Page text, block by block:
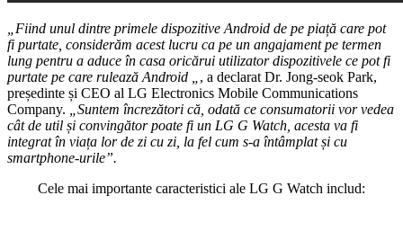
„Fiind unul dintre primele dispozitive Android de pe piață care pot
fi purtate, considerăm acest lucru ca pe un angajament pe termen
lung pentru a aduce în casa oricărui utilizator dispozitivele ce pot fi
purtate pe care rulează Android „ , a declarat Dr. Jong-seok Park,
președinte și CEO al LG Electronics Mobile Communications
Company.
„Suntem încrezători că, odată ce consumatorii vor vedea
cât de util și convingător poate fi un LG G Watch, acesta va fi
integrat în viața lor de zi cu zi, la fel cum s-a întâmplat și cu
smartphone-urile”.
Cele mai importante caracteristici ale LG G Watch includ: